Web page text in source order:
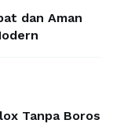
dan Aman
Tanpa Boros